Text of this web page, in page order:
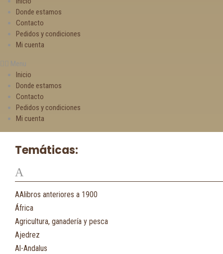
Donde estamos
Contacto
Pedidos y condiciones
Mi cuenta
Menu
Inicio
Donde estamos
Contacto
Pedidos y condiciones
Mi cuenta
Temáticas:
A
AAlibros anteriores a 1900
África
Agricultura, ganadería y pesca
Ajedrez
Al-Andalus